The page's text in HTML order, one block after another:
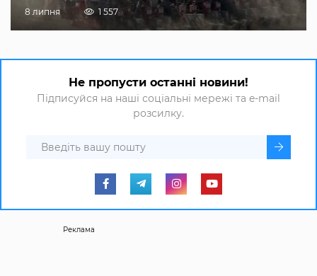
8 липня 1 557
Не пропусти останні новини!
Підписуйся на наші соціальні мережі та e-mail
розсилку.
Реклама